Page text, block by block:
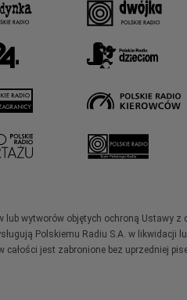
wytworów objętych ochroną Ustawy z
Polskiemu Radiu S.A. w likwidacji
jest zabronione bez uprzedniej